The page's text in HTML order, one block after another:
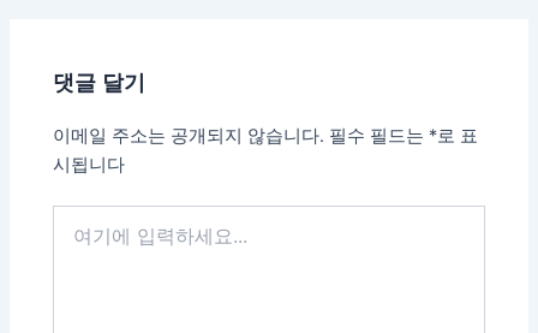
댓글 달기
이메일 주소는 공개되지 않습니다. 필수 필드는 *로 표
시됩니다